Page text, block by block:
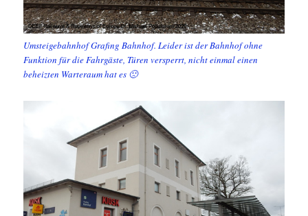
Umsteigebahnhof Grafing Bahnhof. Leider ist der Bahnhof ohne
Funktion für die Fahrgäste, Türen versperrt, nicht einmal einen
beheizten Warteraum hat es 🙁